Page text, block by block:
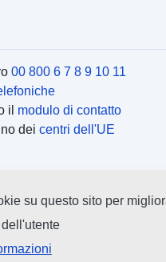
00 800 6 7 8 9 10 11
il modulo di contatto
dei centri dell'UE
su questo sito per